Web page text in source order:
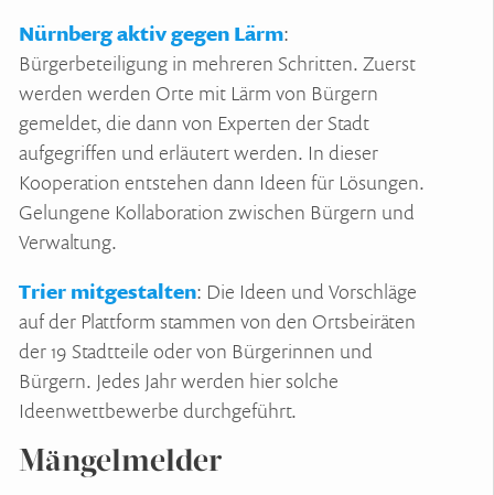
Nürnberg aktiv gegen Lärm:
Bürgerbeteiligung in mehreren Schritten. Zuerst
werden werden Orte mit Lärm von Bürgern
gemeldet, die dann von Experten der Stadt
aufgegriffen und erläutert werden. In dieser
Kooperation entstehen dann Ideen für Lösungen.
Gelungene Kollaboration zwischen Bürgern und
Verwaltung.
Trier mitgestalten: Die Ideen und Vorschläge
auf der Plattform stammen von den Ortsbeiräten
der 19 Stadtteile oder von Bürgerinnen und
Bürgern. Jedes Jahr werden hier solche
Ideenwettbewerbe durchgeführt.
Mängelmelder